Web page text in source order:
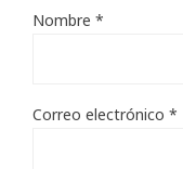
Nombre *
Correo electrónico *